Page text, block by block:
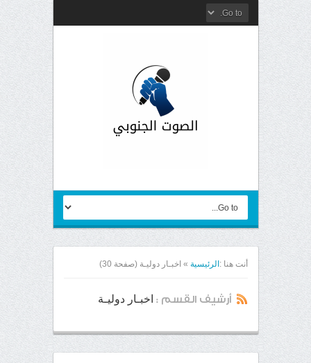
أنت هنا : الرئيسية » اخبـار دوليـة (صفحة 30)
أرشيف القسم : اخبـار دوليـة